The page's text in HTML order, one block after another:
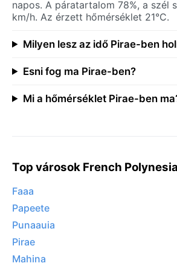
napos. A páratartalom 78%, a szél
km/h. Az érzett hőmérséklet 21°C.
Milyen lesz az idő Pirae-ben
Esni fog ma Pirae-ben?
Mi a hőmérséklet Pirae-ben
Top városok French
Faaa
Papeete
Punaauia
Pirae
Mahina